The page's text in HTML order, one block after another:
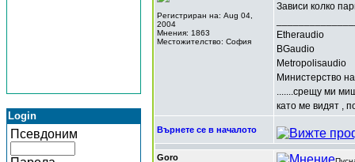
Login
Псевдоним
Регистриран на: Aug 04,
2004
Мнения: 1863
Местожителство: София
Зависи колко
Etheraudio
BGaudio
Metropolisaudio
Министерство
.......срещу ми
като ме видят ,
Върнете се в началото
Goro